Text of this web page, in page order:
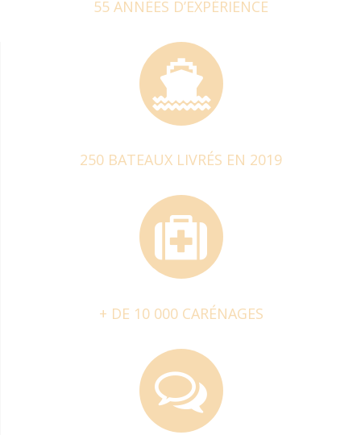
55 ANNÉES D’EXPÉRIENCE
250 BATEAUX LIVRÉS EN 2019
+ DE 10 000 CARÉNAGES